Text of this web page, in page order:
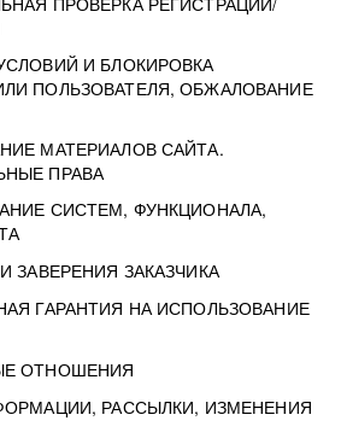
И БЛОКИРОВКА
ПОЛЬЗОВАТЕЛЯ, ОБЖАЛОВАНИЕ
МАТЕРИАЛОВ САЙТА.
ПРАВА
СИСТЕМ, ФУНКЦИОНАЛА,
ЗАВЕРЕНИЯ ЗАКАЗЧИКА
ГАРАНТИЯ НА ИСПОЛЬЗОВАНИЕ
ОТНОШЕНИЯ
РАССЫЛКИ, ИЗМЕНЕНИЯ